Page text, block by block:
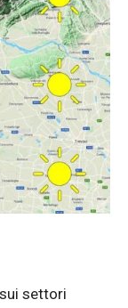
settori